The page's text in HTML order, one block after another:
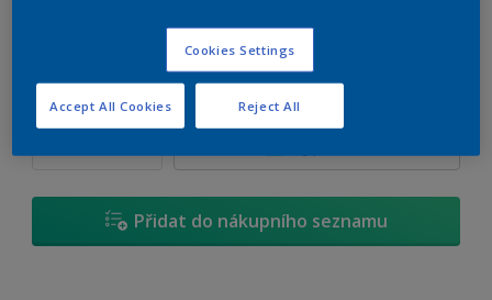
1 L
2,5 L
5 L
10 L
Množství Kalkulačka pro výpočet barvy
Přidat do nákupního seznamu
Cookies Settings
Reject All
Accept All Cookies